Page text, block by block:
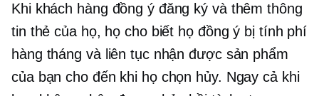
Khi khách hàng đồng ý đăng ký và thêm thông
tin thẻ của họ, họ cho biết họ đồng ý bị tính phí
hàng tháng và liên tục nhận được sản phẩm
của bạn cho đến khi họ chọn hủy. Ngay cả khi